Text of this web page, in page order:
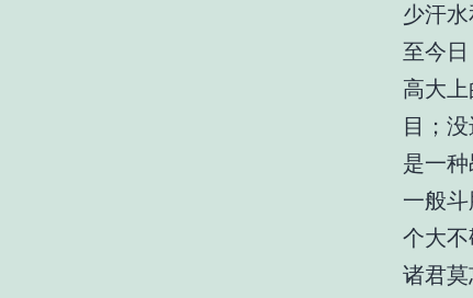
少汗
至今
高大
目；
是一
一般
个大不
诸君